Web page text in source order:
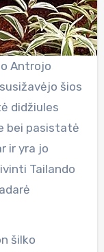
Antrojo
šios
didžiules
bei pasistatė
ir yra jo
Tailando
šilko